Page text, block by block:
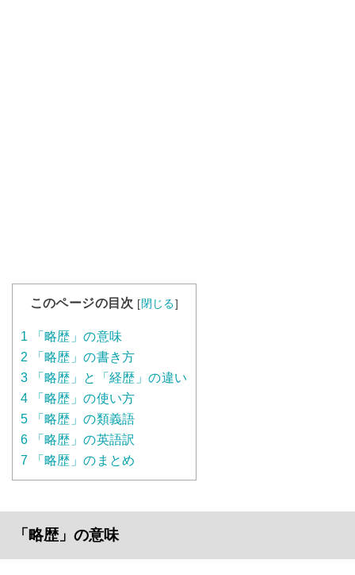
このページの目次 [閉じる]
1 「略歴」の意味
2 「略歴」の書き方
3 「略歴」と「経歴」の違い
4 「略歴」の使い方
5 「略歴」の類義語
6 「略歴」の英語訳
7 「略歴」のまとめ
「略歴」の意味